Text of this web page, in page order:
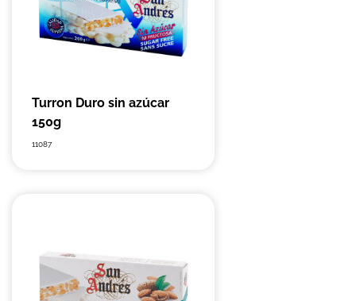
Turron Duro sin azúcar
150g
11087